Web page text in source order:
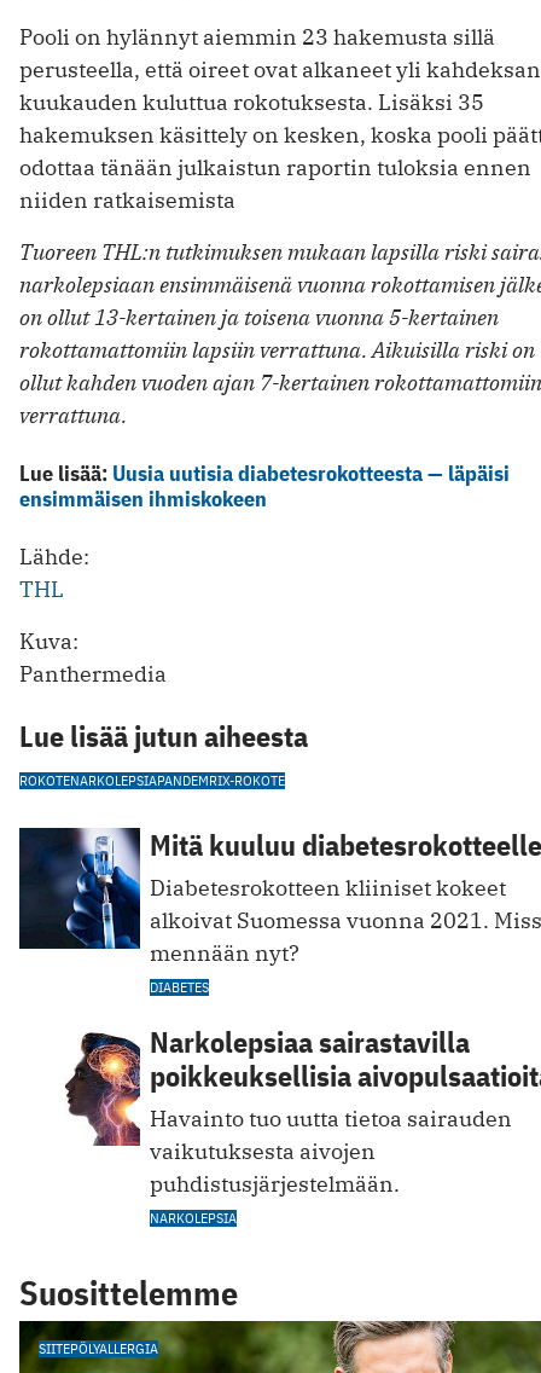
Pooli on hylännyt aiemmin 23 hakemusta sillä
perusteella, että oireet ovat alkaneet yli kahdeksan
kuukauden kuluttua rokotuksesta. Lisäksi 35
hakemuksen käsittely on kesken, koska pooli
odottaa tänään julkaistun raportin tuloksia ennen
niiden ratkaisemista
Tuoreen THL:n tutkimuksen mukaan lapsilla riski
narkolepsiaan ensimmäisenä vuonna rokottamisen
on ollut 13-kertainen ja toisena vuonna 5-kertainen
rokottamattomiin lapsiin verrattuna. Aikuisilla riski on
ollut kahden vuoden ajan 7-kertainen rokottamattomiin
verrattuna.
Lue lisää: Uusia uutisia diabetesrokotteesta — läpäisi
ensimmäisen ihmiskokeen
Lähde:
THL
Kuva:
Panthermedia
Lue lisää jutun aiheesta
ROKOTENARKOLEPSIAPANDEMRIX-ROKOTE
Mitä kuuluu
Diabetesrokotteen kliiniset kokeet
alkoivat Suomessa vuonna 2021.
mennään nyt?
DIABETES
Narkolepsiaa sairastavilla
poikkeuksellisia
Havainto tuo uutta tietoa sairauden
vaikutuksesta aivojen
puhdistusjärjestelmään.
NARKOLEPSIA
Suosittelemme
SIITEPÖLYALLERGIA